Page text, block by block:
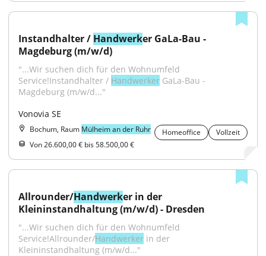
Instandhalter / Handwerker GaLa-Bau -
Magdeburg (m/w/d)
"...Wir suchen dich für den Wohnumfeld
Service!Instandhalter / Handwerker GaLa-Bau -
Magdeburg (m/w/d..."
Vonovia SE
Bochum, Raum Mülheim an der Ruhr Homeoffice
Vollzeit
Von 26.600,00 € bis 58.500,00 €
Allrounder/Handwerker in der
Kleininstandhaltung (m/w/d) - Dresden
"...Wir suchen dich für den Wohnumfeld
Service!Allrounder/Handwerker in der
Kleininstandhaltung (m/w/d..."